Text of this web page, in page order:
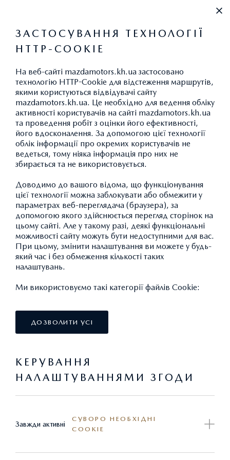
ВИКИДИ CO2
АКСЕСУАРИ MAZDA CX-30:
ЕКСТЕР'ЄР
ПОВЕРНУТИСЯ ДО КАТАЛОГУ АКСЕСУАРІВ
ЛЕГКОСПЛАВНИЙ ДИСК 17"
11 672,71 ГРН.*
ЗАСТОСУВАННЯ ТЕХНОЛОГІЇ
HTTP-COOKIE
На веб-сайті mazdamotors.kh.ua застосовано
технологію HTTP-Cookie для відстеження маршрутів,
якими користуються відвідувачі сайту
mazdamotors.kh.ua. Це необхідно для ведення обліку
активності користувачів на сайті mazdamotors.kh.ua
та проведення робіт з оцінки його ефективності,
його вдосконалення. За допомогою цієї технології
облік інформації про окремих користувачів не
ведеться, тому ніяка інформація про них не
збирається та не використовується.
Доводимо до вашого відома, що функціонування
цієї технології можна заблокувати або обмежити у
параметрах веб-переглядача (браузера), за
допомогою якого здійснюється перегляд сторінок на
цьому сайті. Але у такому разі, деякі функціональні
можливості сайту можуть бути недоступними для вас.
При цьому, змінити налаштування ви можете у будь-
який час і без обмеження кількості таких
налаштувань.
Ми використовуємо такі категорії файлів Cookie:
ДОЗВОЛИТИ УСІ
КЕРУВАННЯ
НАЛАШТУВАННЯМИ ЗГОДИ
Завжди активні
СУВОРО НЕОБХІДНІ
COOKIE